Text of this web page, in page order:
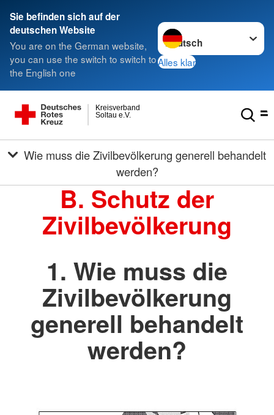
Sie befinden sich auf der
deutschen Website
You are on the German website,
you can use the switch to switch to
the English one
Sprache wechseln zu
Alles klar
Soltau e.V.
Kreisverband
Wie muss die Zivilbevölkerung generell behandelt
werden?
B. Schutz der
Zivilbevölkerung
1. Wie muss die
Zivilbevölkerung
generell behandelt
werden?